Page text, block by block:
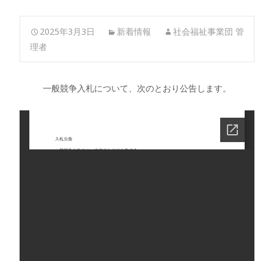
2025年3月3日 新着情報
社会福祉事業団 管
理者
一般競争入札について、次のとおり公告します。